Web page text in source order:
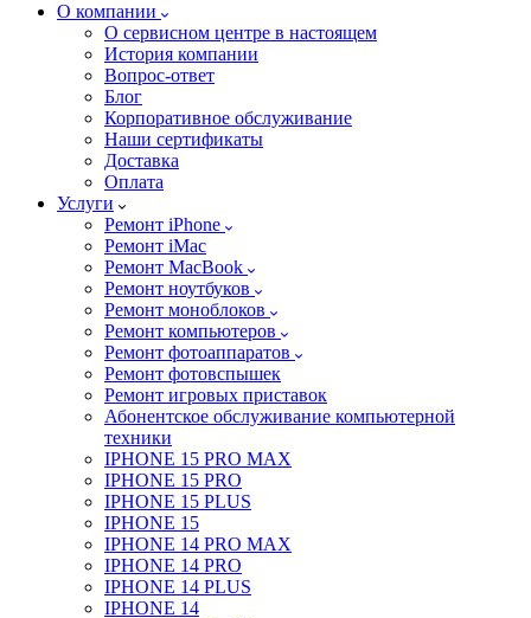
О компании
О сервисном центре в настоящем
История компании
Вопрос-ответ
Блог
Корпоративное обслуживание
Наши сертификаты
Доставка
Оплата
Услуги
Ремонт iPhone
Ремонт iMac
Ремонт MacBook
Ремонт ноутбуков
Ремонт моноблоков
Ремонт компьютеров
Ремонт фотоаппаратов
Ремонт фотовспышек
Ремонт игровых приставок
Абонентское обслуживание компьютерной
техники
IPHONE 15 PRO MAX
IPHONE 15 PRO
IPHONE 15 PLUS
IPHONE 15
IPHONE 14 PRO MAX
IPHONE 14 PRO
IPHONE 14 PLUS
IPHONE 14